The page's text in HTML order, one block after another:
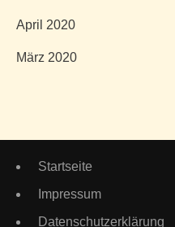
April 2020
März 2020
Startseite
Impressum
Datenschutzerklärung